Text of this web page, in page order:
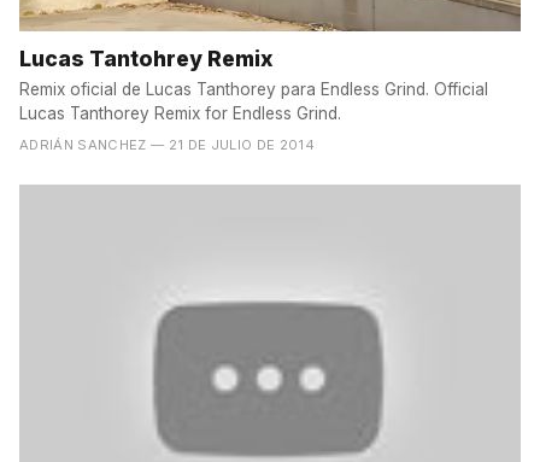
Lucas Tantohrey Remix
Remix oficial de Lucas Tanthorey para Endless Grind. Official
Lucas Tanthorey Remix for Endless Grind.
ADRIÁN SANCHEZ — 21 DE JULIO DE 2014